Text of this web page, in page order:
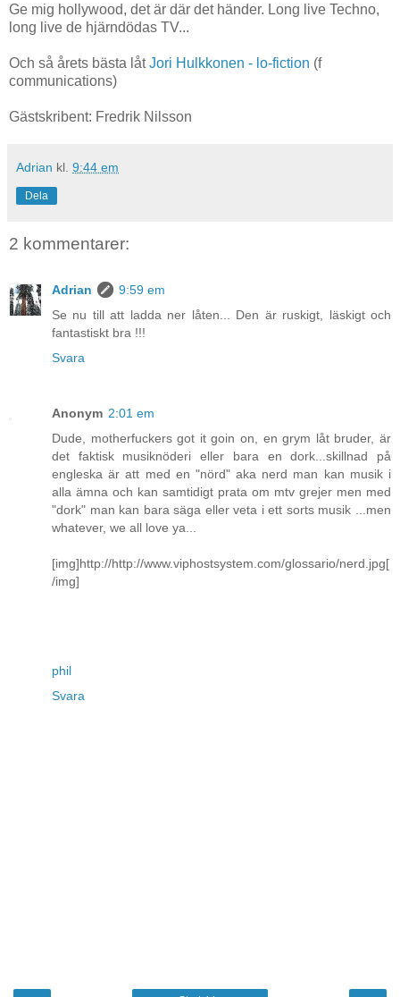
Ge mig hollywood, det är där det händer. Long live Techno,
long live de hjärndödas TV...
Och så årets bästa låtJori Hulkkonen - lo-fiction (f
communications)
Gästskribent: Fredrik Nilsson
Adrian kl. 9:44 em
Dela
2 kommentarer:
Adrian
9:59 em
Se nu till att ladda ner låten... Den är ruskigt, läskigt och
fantastiskt bra !!!
Svara
Anonym 2:01 em
Dude, motherfuckers got it goin on, en grym låt bruder, är
det faktisk musiknöderi eller bara en dork...skillnad på
engleska är att med en "nörd" aka nerd man kan musik i
alla ämna och kan samtidigt prata om mtv grejer men med
"dork" man kan bara säga eller veta i ett sorts musik ...men
whatever, we all love ya...
[img]http://http://www.viphostsystem.com/glossario/nerd.jpg[
/img]
phil
Svara